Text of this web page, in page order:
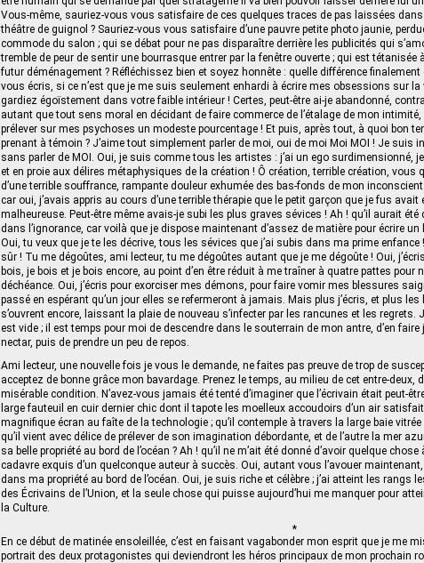
Vous-même, sauriez-vous vous satisfaire de ces quelques traces de pas laissées dans
théâtre de guignol ? Sauriez-vous vous satisfaire d’une pauvre petite photo jaunie,
commode du salon ; qui se débat pour ne pas disparaître derrière les publicités qui
tremble de peur de sentir une bourrasque entrer par la fenêtre ouverte ; qui est tétanisée
futur déménagement ? Réfléchissez bien et soyez honnête : quelle différence
vous écris, si ce n’est que je me suis seulement enhardi à écrire mes obsessions sur la
gardiez égoïstement dans votre faible intérieur ! Certes, peut-être ai-je abandonné,
autant que tout sens moral en décidant de faire commerce de l’étalage de mon
prélever sur mes psychoses un modeste pourcentage ! Et puis, après tout, à quoi bon
prenant à témoin ? J’aime tout simplement parler de moi, oui de moi Moi MOI ! Je suis
sans parler de MOI. Oui, je suis comme tous les artistes : j’ai un ego surdimensionné,
et en proie aux délires métaphysiques de la création ! Ô création, terrible création, vous
d’une terrible souffrance, rampante douleur exhumée des bas-fonds de mon
car oui, j’avais appris au cours d’une terrible thérapie que le petit garçon que je fus
malheureuse. Peut-être même avais-je subi les plus graves sévices ! Ah ! qu’il aurait
dans l’ignorance, car voilà que je dispose maintenant d’assez de matière pour écrire un
Oui, tu veux que je te les décrive, tous les sévices que j’ai subis dans ma prime enfance
sûr ! Tu me dégoûtes, ami lecteur, tu me dégoûtes autant que je me dégoûte ! Oui,
bois, je bois et je bois encore, au point d’en être réduit à me traîner à quatre pattes pour
déchéance. Oui, j’écris pour exorciser mes démons, pour faire vomir mes blessures
passé en espérant qu’un jour elles se refermeront à jamais. Mais plus j’écris, et plus
s’ouvrent encore, laissant la plaie de nouveau s’infecter par les rancunes et les regrets.
est vide ; il est temps pour moi de descendre dans le souterrain de mon antre, d’en
nectar, puis de prendre un peu de repos.
Ami lecteur, une nouvelle fois je vous le demande, ne faites pas preuve de trop de
acceptez de bonne grâce mon bavardage. Prenez le temps, au milieu de cet entre-
misérable condition. N’avez‑vous jamais été tenté d’imaginer que l’écrivain était peut-
large fauteuil en cuir dernier chic dont il tapote les moelleux accoudoirs d’un air
magnifique écran au faîte de la technologie ; qu’il contemple à travers la large baie
qu’il vient avec délice de prélever de son imagination débordante, et de l’autre la mer
sa belle propriété au bord de l’océan ? Ah ! qu’il ne m’ait été donné d’avoir quelque
cadavre exquis d’un quelconque auteur à succès. Oui, autant vous l’avouer
dans ma propriété au bord de l’océan. Oui, je suis riche et célèbre ; j’ai atteint les rangs
des Écrivains de l’Union, et la seule chose qui puisse aujourd’hui me manquer pour
la Culture.
*
En ce début de matinée ensoleillée, c’est en faisant vagabonder mon esprit que je me
portrait des deux protagonistes qui deviendront les héros principaux de mon prochain